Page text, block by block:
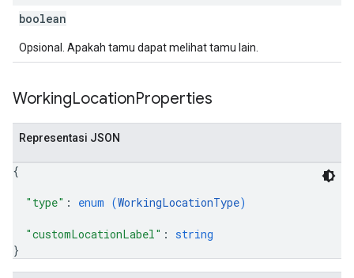
boolean
Opsional. Apakah tamu dapat melihat tamu lain.
WorkingLocationProperties
Representasi JSON
{
"type" : enum (WorkingLocationType)
"customLocationLabel" : string
}